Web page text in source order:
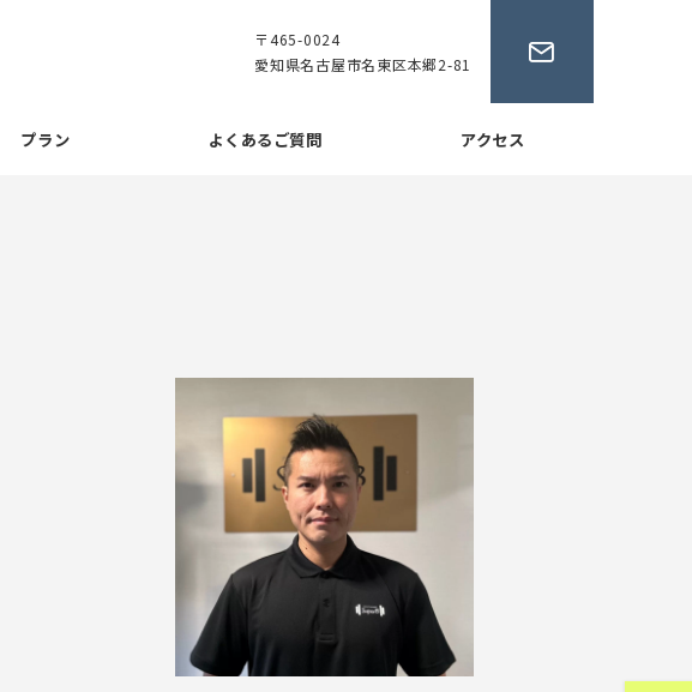
〒465-0024
愛知県名古屋市名東区本郷2-81
プラン よくあるご質問 アクセス